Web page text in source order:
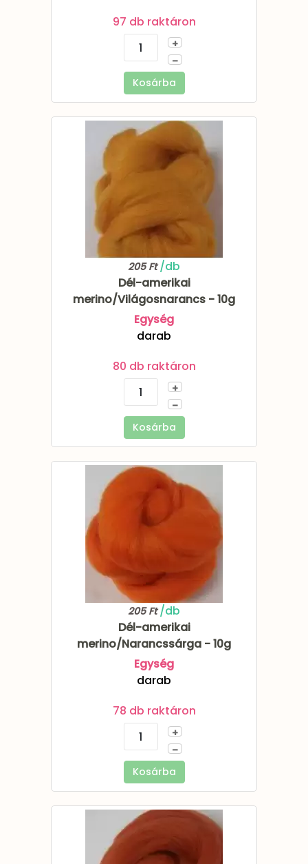
97 db raktáron
+
–
Kosárba
205 Ft/db
Dél-amerikai
merino/Világosnarancs - 10g
Egység
darab
80 db raktáron
+
–
Kosárba
205 Ft/db
Dél-amerikai
merino/Narancssárga - 10g
Egység
darab
78 db raktáron
+
–
Kosárba